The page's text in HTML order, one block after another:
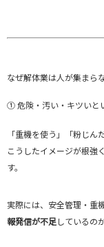
なぜ解体業は人が集まら
① 危険・汚い・キツいと
「重機を使う」「粉じん
こうしたイメージが根強く
す。
実際には、安全管理・重
報発信が不足しているの